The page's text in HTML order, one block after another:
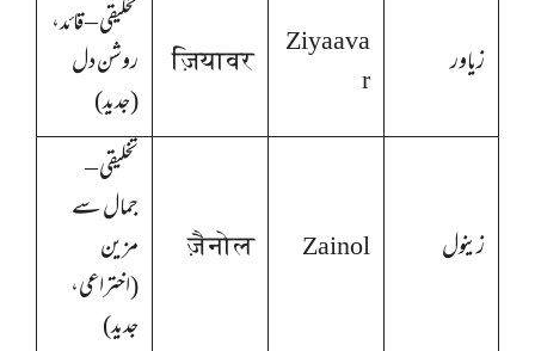
زیاور
Ziyaava
r
ज़ियावर
تخلیقی – قائد،
روشن دل
(جدید)
زینول Zainol
ज़ैनोल
تخلیقی –
جمال سے
مزین
(اختراعی،
جدید)